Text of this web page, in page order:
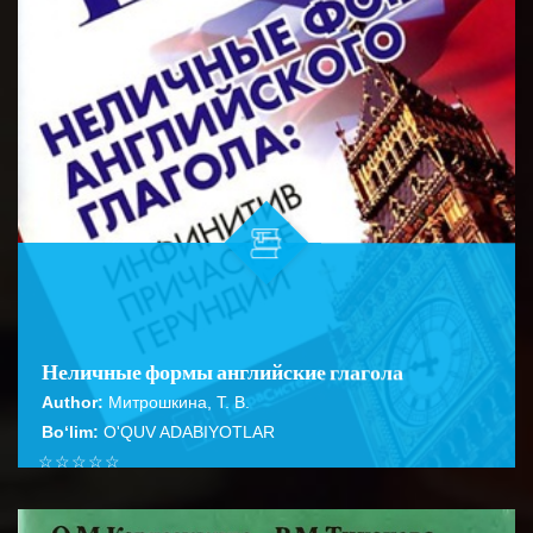
Неличные формы английские глагола
Author: Митрошкина, Т. В.
Bo‘lim: O'QUV ADABIYOTLAR
☆
☆
☆
☆
☆
Справочник содержит подробное описание правил